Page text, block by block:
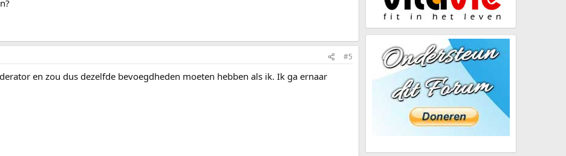
#5
en zou dus dezelfde bevoegdheden moeten hebben als ik. Ik ga ernaar